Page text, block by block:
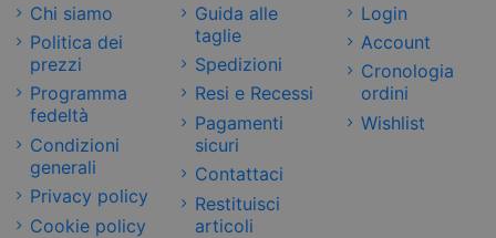
Chi siamo
Politica dei
prezzi
Programma
fedeltà
Condizioni
generali
Privacy policy
Cookie policy
Guida alle
taglie
Spedizioni
Resi e Recessi
Pagamenti
sicuri
Contattaci
Restituisci
articoli
Login
Account
Cronologia
ordini
Wishlist